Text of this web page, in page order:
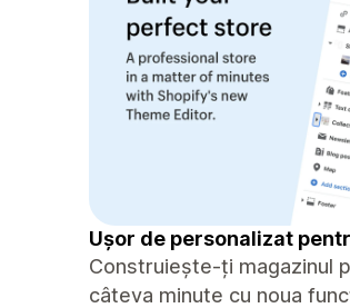
Ușor de personalizat
Construiește-ți magazinul
câteva minute cu noua